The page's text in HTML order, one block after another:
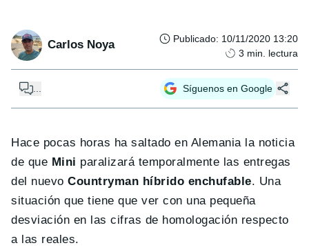
Carlos Noya Publicado: 10/11/2020 13:20
3 min. lectura
Síguenos en Google
Hace pocas horas ha saltado en Alemania la noticia
de que Mini paralizará temporalmente las entregas
del nuevoCountryman híbrido enchufable. Una
situación que tiene que ver con una pequeña
desviación en las cifras de homologación respecto
a las reales.